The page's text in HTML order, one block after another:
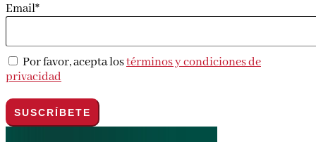
Email*
Por favor, acepta lostérminos y condiciones de
privacidad